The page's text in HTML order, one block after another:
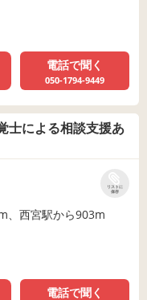
電話で聞く
050-1794-9449
士による相談支援あ
リストに
保存
、西宮駅から903m
電話で聞く